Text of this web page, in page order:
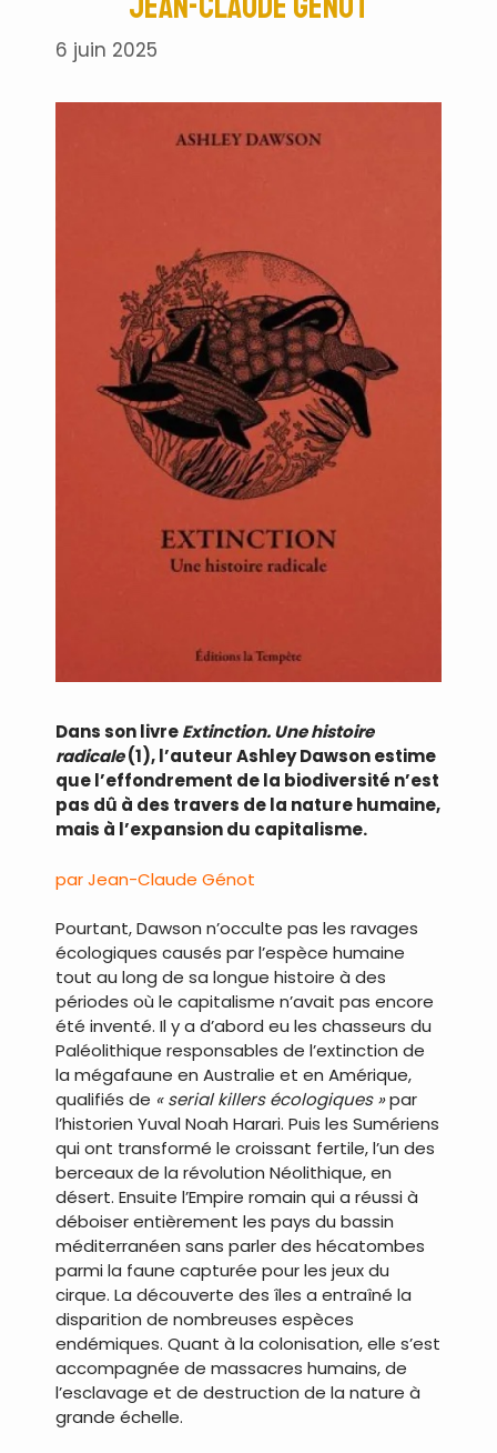
6 juin 2025
Dans son livreExtinction. Une histoire
radicale(1), l’auteur Ashley Dawson estime
que l’effondrement de la biodiversité n’est
pas dû à des travers de la nature humaine,
mais à l’expansion du capitalisme.
par Jean-Claude Génot
Pourtant, Dawson n’occulte pas les ravages
écologiques causés par l’espèce humaine
tout au long de sa longue histoire à des
périodes où le capitalisme n’avait pas encore
été inventé. Il y a d’abord eu les chasseurs du
Paléolithique responsables de l’extinction de
la mégafaune en Australie et en Amérique,
qualifiés de « serial killers écologiques »par
l’historien Yuval Noah Harari. Puis les Sumériens
qui ont transformé le croissant fertile, l’un des
berceaux de la révolution Néolithique, en
désert. Ensuite l’Empire romain qui a réussi à
déboiser entièrement les pays du bassin
méditerranéen sans parler des hécatombes
parmi la faune capturée pour les jeux du
cirque. La découverte des îles a entraîné la
disparition de nombreuses espèces
endémiques. Quant à la colonisation, elle s’est
accompagnée de massacres humains, de
l’esclavage et de destruction de la nature à
grande échelle.